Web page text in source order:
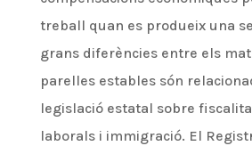
treball quan es produeix una
grans diferències entre els
parelles estables són
legislació estatal sobre
laborals i immigració. El